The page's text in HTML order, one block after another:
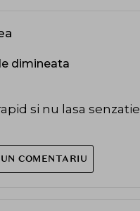
dimineata
si nu lasa senzatie
COMENTARIU